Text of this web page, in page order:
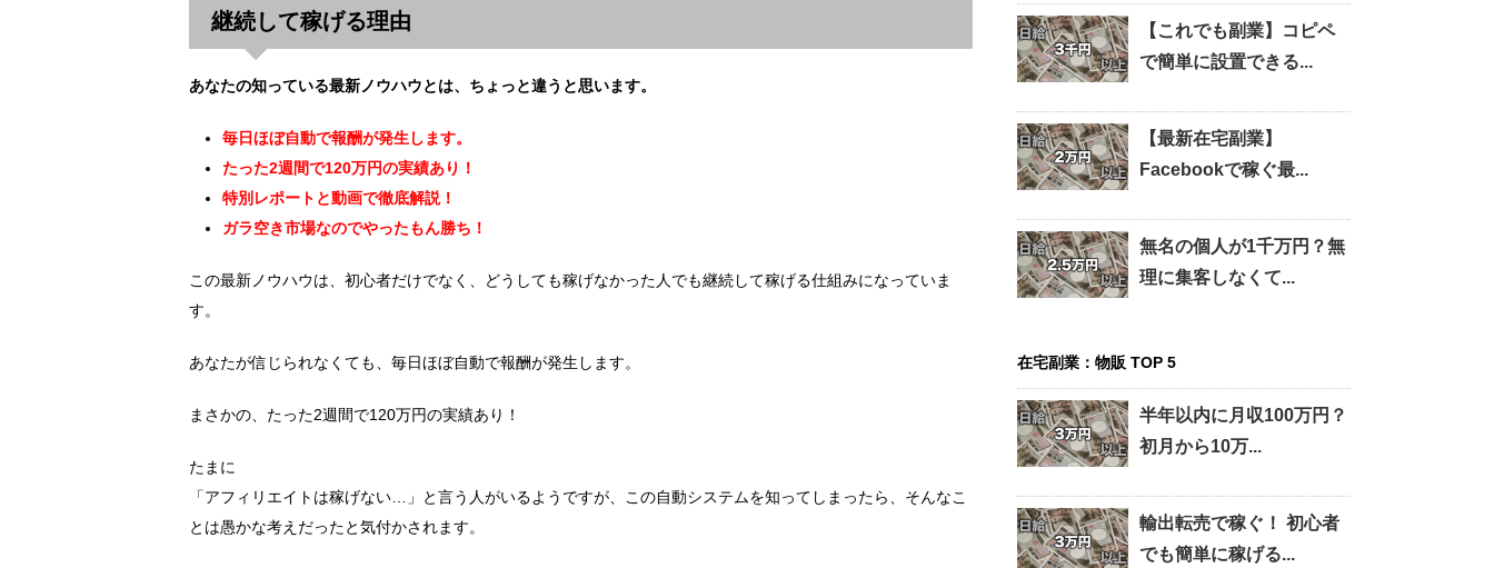
継続して稼げる理由
あなたの知っている最新ノウハウとは、ちょっと違うと思います。
毎日ほぼ自動で報酬が発生します。
たった2週間で120万円の実績あり！
特別レポートと動画で徹底解説！
ガラ空き市場なのでやったもん勝ち！
この最新ノウハウは、初心者だけでなく、どうしても稼げなかった人でも継続して稼げる仕組みになっていま
す。
あなたが信じられなくても、毎日ほぼ自動で報酬が発生します。
まさかの、たった2週間で120万円の実績あり！
たまに
「アフィリエイトは稼げない…」と言う人がいるようですが、この自動システムを知ってしまったら、そんなこ
とは愚かな考えだったと気付かされます。
【これでも副業】コピペ
で簡単に設置できる...
【最新在宅副業】
Facebookで稼ぐ最...
無名の個人が1千万円？無
理に集客しなくて...
在宅副業：物販 TOP 5
半年以内に月収100万円？
初月から10万...
輸出転売で稼ぐ！ 初心者
でも簡単に稼げる...